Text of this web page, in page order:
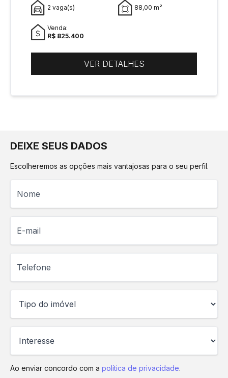
2 vaga(s) 88,00 m²
Venda:
R$ 825.400
VER DETALHES
DEIXE SEUS DADOS
Escolheremos as opções mais vantajosas para o seu perfil.
Ao enviar concordo com a política de privacidade.